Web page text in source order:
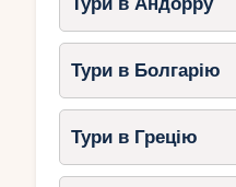
Тури в Болгарію
Тури в Грецію